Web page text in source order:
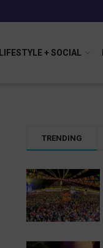
LIFESTYLE + SOCIAL
TRENDING